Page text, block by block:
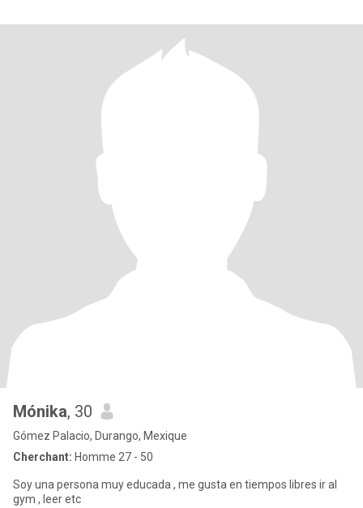
Mónika, 30
Gómez Palacio, Durango, Mexique
Cherchant: Homme 27 - 50
Soy una persona muy educada , me gusta en tiempos libres ir al
gym , leer etc